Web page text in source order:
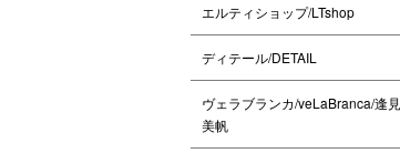
エルティショップ/LTshop
ディテール/DETAIL
ヴェラブランカ/veLaBranca/逢見
美帆